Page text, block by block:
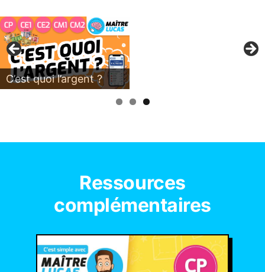
C’est quoi l’argent ?
Ressources
complémentaires